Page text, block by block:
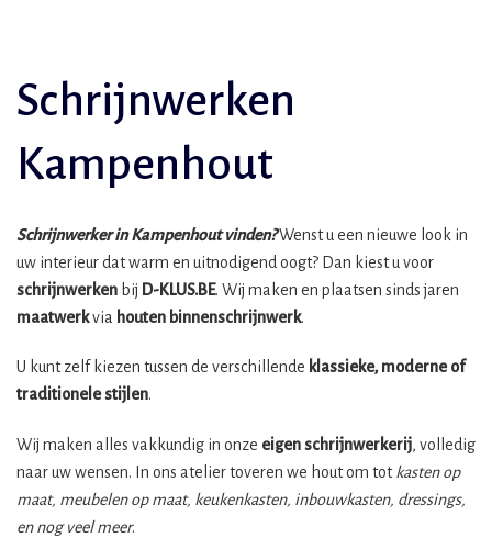
Schrijnwerken
Kampenhout
Schrijnwerker in Kampenhout vinden?Wenst u een nieuwe look in
uw interieur dat warm en uitnodigend oogt? Dan kiest u voor
schrijnwerken bij D-KLUS.BE. Wij maken en plaatsen sinds jaren
maatwerkvia houten binnenschrijnwerk.
U kunt zelf kiezen tussen de verschillende klassieke, moderne of
traditionele stijlen.
Wij maken alles vakkundig in onze eigen schrijnwerkerij, volledig
naar uw wensen. In ons atelier toveren we hout om totkasten op
maat, meubelen op maat, keukenkasten, inbouwkasten, dressings,
en nog veel meer.